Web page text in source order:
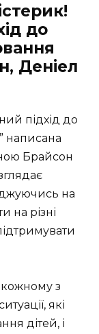
до
Деніел
підхід до
написана
Брайсон
на
на різні
кожному з
які
дітей, і